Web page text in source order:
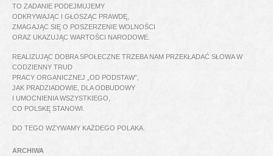
TO ZADANIE PODEJMUJEMY
ODKRYWAJĄC I GŁOSZĄC PRAWDĘ,
ZMAGAJĄC SIĘ O POSZERZENIE WOLNOŚCI
ORAZ UKAZUJĄC WARTOŚCI NARODOWE.
REALIZUJĄC DOBRA SPOŁECZNE TRZEBA NAM PRZEKŁADAĆ SŁOWA W
CODZIENNY TRUD
PRACY ORGANICZNEJ „OD PODSTAW”,
JAK PRADZIADOWIE, DLA ODBUDOWY
I UMOCNIENIA WSZYSTKIEGO,
CO POLSKĘ STANOWI.
DO TEGO WZYWAMY KAŻDEGO POLAKA.
ARCHIWA